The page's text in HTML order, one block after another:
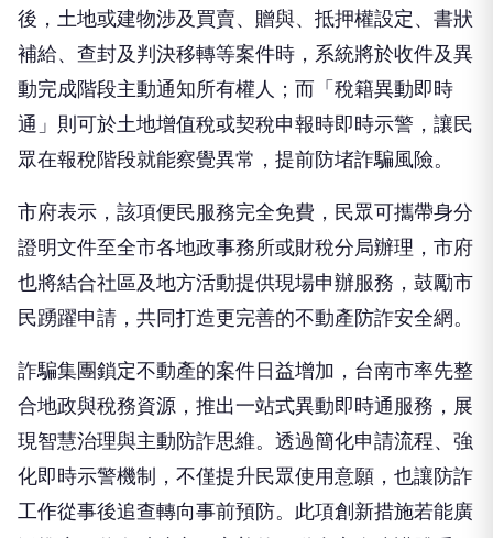
後，土地或建物涉及買賣、贈與、抵押權設定、書狀
補給、查封及判決移轉等案件時，系統將於收件及異
動完成階段主動通知所有權人；而「稅籍異動即時
通」則可於土地增值稅或契稅申報時即時示警，讓民
眾在報稅階段就能察覺異常，提前防堵詐騙風險。
市府表示，該項便民服務完全免費，民眾可攜帶身分
證明文件至全市各地政事務所或財稅分局辦理，市府
也將結合社區及地方活動提供現場申辦服務，鼓勵市
民踴躍申請，共同打造更完善的不動產防詐安全網。
詐騙集團鎖定不動產的案件日益增加，台南市率先整
合地政與稅務資源，推出一站式異動即時通服務，展
現智慧治理與主動防詐思維。透過簡化申請流程、強
化即時示警機制，不僅提升民眾使用意願，也讓防詐
工作從事後追查轉向事前預防。此項創新措施若能廣